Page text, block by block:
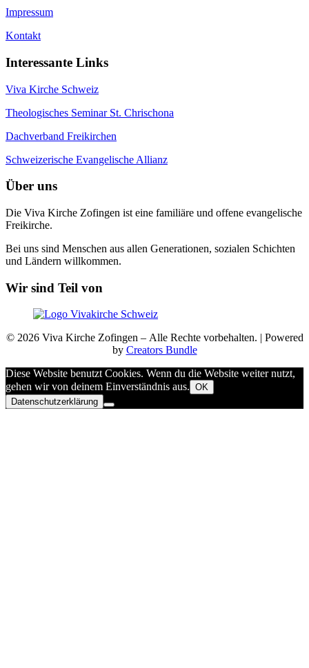
Impressum
Kontakt
Interessante Links
Viva Kirche Schweiz
Theologisches Seminar St. Chrischona
Dachverband Freikirchen
Schweizerische Evangelische Allianz
Über uns
Die Viva Kirche Zofingen ist eine familiäre und offene evangelische
Freikirche.
Bei uns sind Menschen aus allen Generationen, sozialen Schichten
und Ländern willkommen.
Wir sind Teil von
© 2026 Viva Kirche Zofingen – Alle Rechte vorbehalten. | Powered
by Creators Bundle
Diese Website benutzt Cookies. Wenn du die Website weiter nutzt,
gehen wir von deinem Einverständnis aus. OK
Datenschutzerklärung